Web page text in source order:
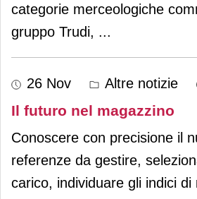
categorie merceologiche
gruppo Trudi, ...
26 Nov Altre notizie
Il futuro nel magazzino
Conoscere con precisione il
referenze da gestire,
carico, individuare gli indici